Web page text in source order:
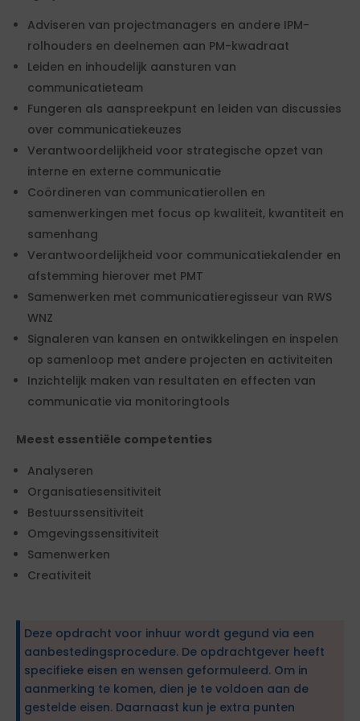
Adviseren van projectmanagers en andere IPM-
rolhouders en deelnemen aan PM-kwadraat
Leiden en inhoudelijk aansturen van
communicatieteam
Fungeren als aanspreekpunt en leiden van discussies
over communicatiekeuzes
Verantwoordelijkheid voor strategische opzet van
interne en externe communicatie
Coördineren van communicatierollen en
samenwerkingen met focus op kwaliteit, kwantiteit en
samenhang
Verantwoordelijkheid voor communicatiekalender en
afstemming hierover met PMT
Samenwerken met communicatieregisseur van RWS
WNZ
Signaleren van kansen en ontwikkelingen en inspelen
op samenloop met andere projecten en activiteiten
Inzichtelijk maken van resultaten en effecten van
communicatie via monitoringtools
Meest essentiële competenties
Analyseren
Organisatiesensitiviteit
Bestuurssensitiviteit
Omgevingssensitiviteit
Samenwerken
Creativiteit
Deze opdracht voor inhuur wordt gegund via een
aanbestedingsprocedure. De opdrachtgever heeft
specifieke eisen en wensen geformuleerd. Om in
aanmerking te komen, dien je te voldoen aan de
gestelde eisen. Daarnaast kun je extra punten